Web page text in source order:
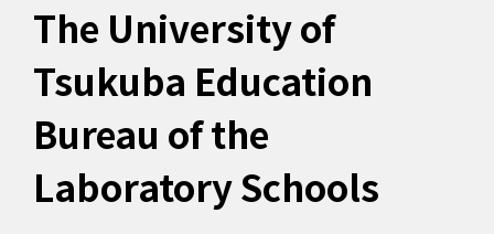
The University of
Tsukuba Education
Bureau of the
Laboratory Schools